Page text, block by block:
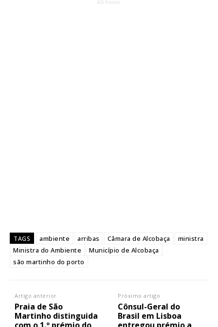
AD Footer
TAGS ambiente arribas Câmara de Alcobaça
ministra
Ministra do Ambiente
Município de Alcobaça
são martinho do porto
Artigo anterior
Praia de São
Martinho distinguida
Próximo artigo
Cônsul-Geral do
Brasil em Lisboa